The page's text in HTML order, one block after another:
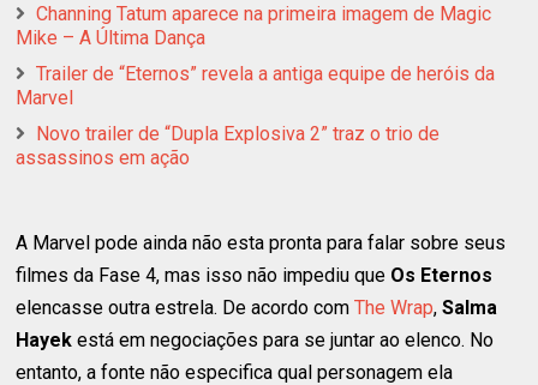
Channing Tatum aparece na primeira imagem de Magic
Mike – A Última Dança
Trailer de “Eternos” revela a antiga equipe de heróis da
Marvel
Novo trailer de “Dupla Explosiva 2” traz o trio de
assassinos em ação
A Marvel pode ainda não esta pronta para falar sobre seus
filmes da Fase 4, mas isso não impediu que Os Eternos
elencasse outra estrela. De acordo comThe Wrap,Salma
Hayekestá em negociações para se juntar ao elenco. No
entanto, a fonte não especifica qual personagem ela